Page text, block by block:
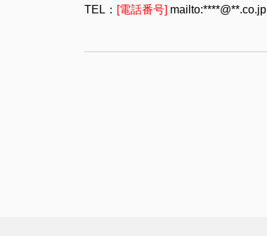
TEL： [電話番号] mailto:****@**.co.jp